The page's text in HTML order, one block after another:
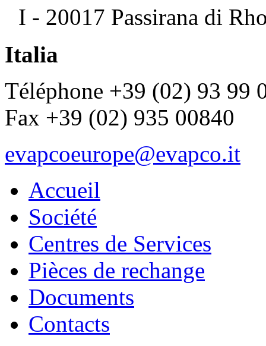
I - 20017 Passirana di
Italia
Téléphone +39 (02) 93 99
Fax +39 (02) 935 00840
evapcoeurope@evapco.it
Accueil
Société
Centres de Services
Pièces de rechange
Documents
Contacts